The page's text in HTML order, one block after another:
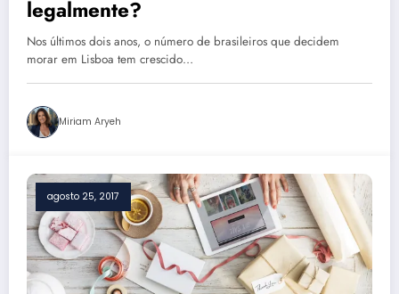
legalmente?
Nos últimos dois anos, o número de brasileiros que decidem
morar em Lisboa tem crescido…
Miriam Aryeh
agosto 25, 2017